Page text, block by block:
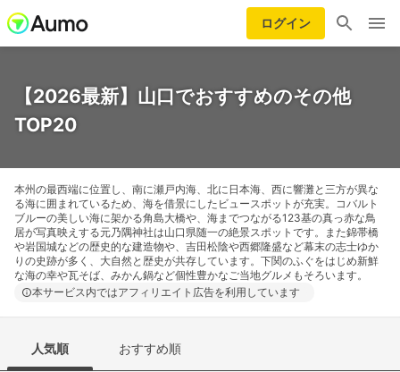
ログイン
【2026最新】山口でおすすめのその他
TOP20
本州の最西端に位置し、南に瀬戸内海、北に日本海、西に響灘と三方が異な
る海に囲まれているため、海を借景にしたビュースポットが充実。コバルト
ブルーの美しい海に架かる角島大橋や、海までつながる123基の真っ赤な鳥
居が写真映えする元乃隅神社は山口県随一の絶景スポットです。また錦帯橋
や岩国城などの歴史的な建造物や、吉田松陰や西郷隆盛など幕末の志士ゆか
りの史跡が多く、大自然と歴史が共存しています。下関のふぐをはじめ新鮮
な海の幸や瓦そば、みかん鍋など個性豊かなご当地グルメもそろいます。
本サービス内ではアフィリエイト広告を利用しています
人気順 おすすめ順